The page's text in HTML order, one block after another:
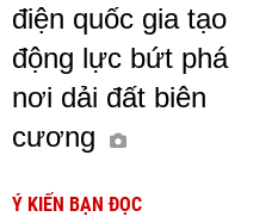
điện quốc gia tạo
động lực bứt phá
nơi dải đất biên
cương
Ý KIẾN BẠN ĐỌC